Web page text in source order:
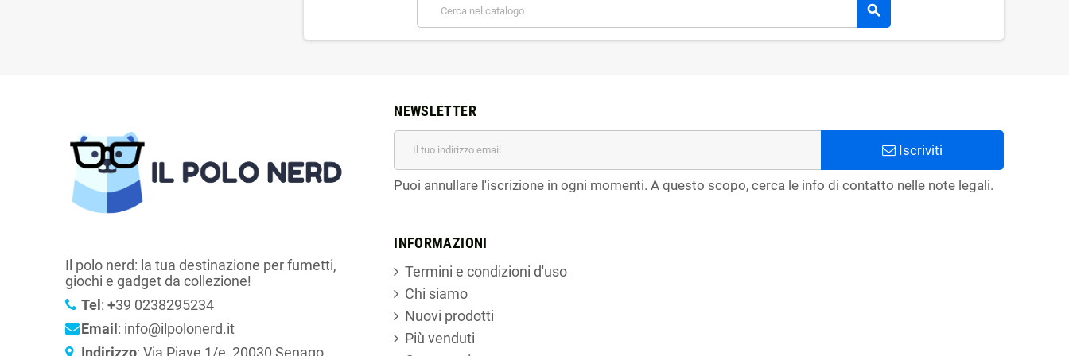
search
Il polo nerd: la tua destinazione per fumetti,
giochi e gadget da collezione!
Tel: +39 0238295234
Email: info@ilpolonerd.it
Indirizzo: Via Piave 1/e, 20030 Senago
NEWSLETTER
Iscriviti
Puoi annullare l'iscrizione in ogni momenti. A questo scopo, cerca le info di contatto nelle note legali.
INFORMAZIONI
Termini e condizioni d'uso
Chi siamo
Nuovi prodotti
Più venduti